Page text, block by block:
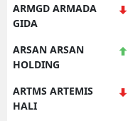
ARMGD ARMADA
GIDA
ARSAN ARSAN
HOLDING
ARTMS ARTEMIS
HALI